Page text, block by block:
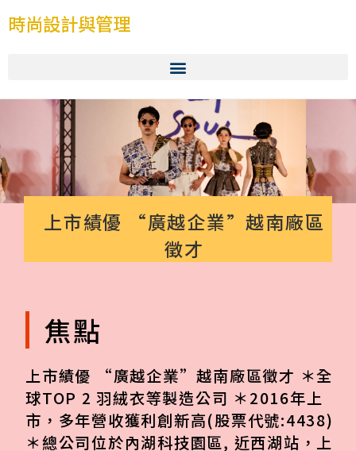
時尚設計與管理
上市績優 “廣越企業”越南廠區
徵才
焦點
上市績優 “廣越企業”越南廠區徵才 ＊全
球TOP 2 羽絨衣等製造公司 ＊2016年上
市，多年營收獲利創新高(股票代號:4438)
＊總公司位於內湖科技園區, 近西湖站，上